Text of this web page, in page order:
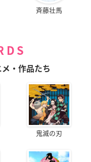
斉藤壮馬
・作品たち
鬼滅の刃